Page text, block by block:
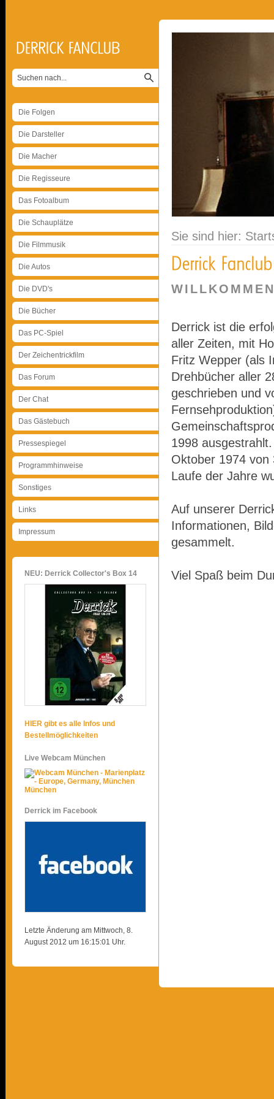
Die Folgen
Die Darsteller
Die Macher
Die Regisseure
Das Fotoalbum
Die Schauplätze
Die Filmmusik
Die Autos
Die DVD's
Die Bücher
Das PC-Spiel
Der Zeichentrickfilm
Das Forum
Der Chat
Das Gästebuch
Pressespiegel
Programmhinweise
Sonstiges
Links
Impressum
NEU: Derrick Collector's Box 14
HIER gibt es alle Infos und
Bestellmöglichkeiten
Live Webcam München
München
Derrick im Facebook
Letzte Änderung am Mittwoch, 8.
August 2012 um 16:15:01 Uhr.
Sie sind hier:
Derrick ist die
aller Zeiten, mit
Fritz Wepper (als
Drehbücher aller
geschrieben und
1998
Oktober 1974 von
Laufe der Jahre
Auf unserer
Informationen,
gesammelt.
Viel Spaß beim